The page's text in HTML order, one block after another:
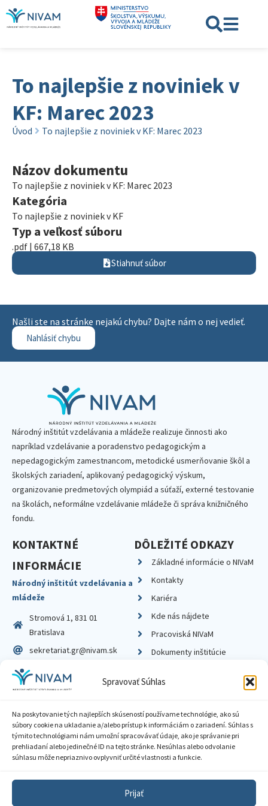
Spravovať Súhlas
Na poskytovanie tých najlepších skúseností používame technológie, ako sú
súbory cookie na ukladanie a/alebo prístup k informáciám o zariadení. Súhlas s
týmito technológiami nám umožní spracovávať údaje, ako je správanie pri
prehliadaní alebo jedinečné ID na tejto stránke. Nesúhlas alebo odvolanie
súhlasu môže nepriaznivo ovplyvniť určité vlastnosti a funkcie.
Prijať
To najlepšie z noviniek v
KF: Marec 2023
Úvod To najlepšie z noviniek v KF: Marec 2023
Názov dokumentu
To najlepšie z noviniek v KF: Marec 2023
Kategória
To najlepšie z noviniek v KF
Typ a veľkosť súboru
.pdf | 667,18 KB
Stiahnuť súbor
Našli ste na stránke nejakú chybu? Dajte nám o nej vedieť.
Nahlásiť chybu
Národný inštitút vzdelávania a mládeže realizuje činnosti ako
napríklad vzdelávanie a poradenstvo pedagogickým a
nepedagogickým zamestnancom, metodické usmerňovanie škôl a
školských zariadení, aplikovaný pedagogický výskum,
organizovanie predmetových olympiád a súťaží, externé testovanie
na školách, neformálne vzdelávanie mládeže či správa knižničného
fondu.
KONTAKTNÉ
INFORMÁCIE
Národný inštitút vzdelávania a
mládeže
Stromová 1, 831 01
Bratislava
sekretariat.gr@nivam.sk
IČO: 00164348
DIČ: 2020798714
DÔLEŽITÉ ODKAZY
Základné informácie o NIVaM
Kontakty
Kariéra
Kde nás nájdete
Pracoviská NIVaM
Dokumenty inštitúcie
Zásady ochrany súkromia
Sprístupnenie informácií